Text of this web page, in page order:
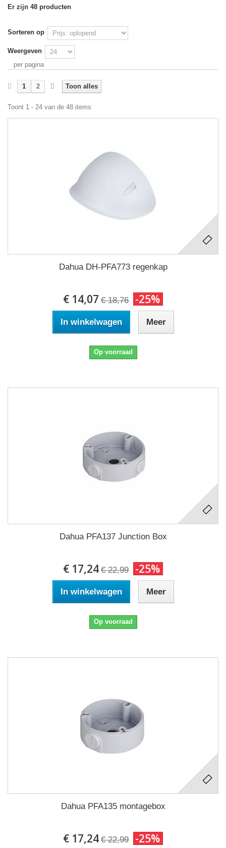
Er zijn 48 producten
Sorteren op
Weergeven
per pagina
Toon alles
1 2
Toont 1 - 24 van de 48 items
Dahua DH-PFA773 regenkap
€ 14,07 € 18,76 -25%
In winkelwagen Meer
Op voorraad
Dahua PFA137 Junction Box
€ 17,24 € 22,99 -25%
In winkelwagen Meer
Op voorraad
Dahua PFA135 montagebox
€ 17,24 € 22,99 -25%